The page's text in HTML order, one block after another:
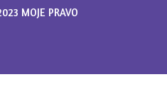
MOJE PRAVO